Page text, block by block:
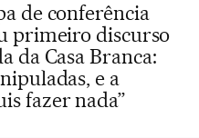
de conferência
primeiro discurso
da Casa Branca:
e a
fazer nada”